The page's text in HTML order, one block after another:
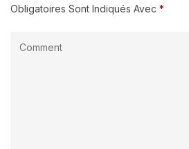
Obligatoires Sont Indiqués Avec *